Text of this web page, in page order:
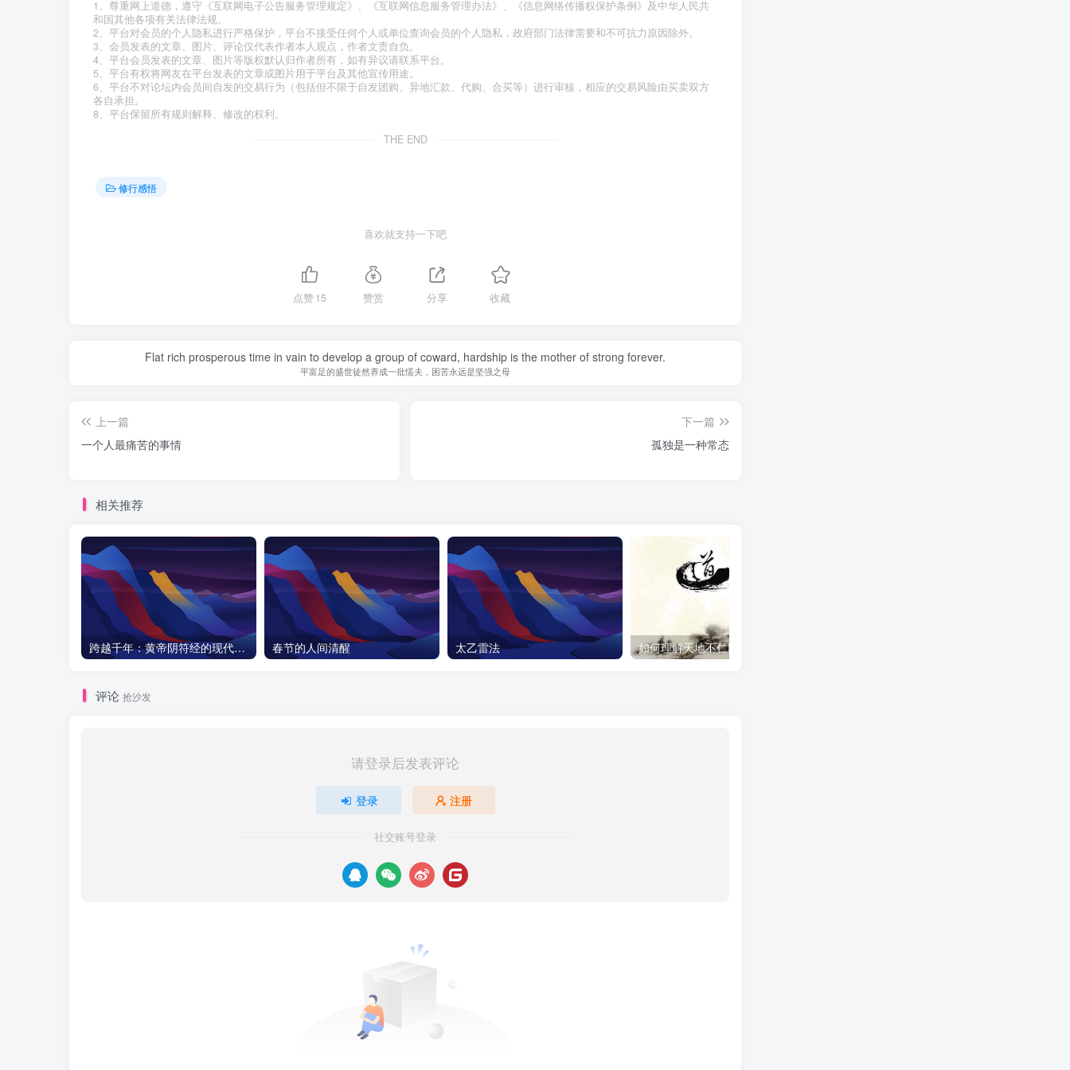
1、尊重网上道德，遵守《互联网电子公告服务管理规定》、《互联网信息服务管理办法》、《信息网络传播权保护条例》及中华人民共
和国其他各项有关法律法规。
2、平台对会员的个人隐私进行严格保护，平台不接受任何个人或单位查询会员的个人隐私，政府部门法律需要和不可抗力原因除外。
3、会员发表的文章、图片、评论仅代表作者本人观点，作者文责自负。
4、平台会员发表的文章、图片等版权默认归作者所有，如有异议请联系平台。
5、平台有权将网友在平台发表的文章或图片用于平台及其他宣传用途。
6、平台不对论坛内会员间自发的交易行为（包括但不限于自发团购、异地汇款、代购、合买等）进行审核，相应的交易风险由买卖双方
各自承担。
8、平台保留所有规则解释、修改的权利。
THE END
修行感悟
喜欢就支持一下吧
点赞15 赞赏 分享 收藏
Flat rich prosperous time in vain to develop a group of coward, hardship is the mother of strong forever.
平富足的盛世徒然养成一批懦夫，困苦永远是坚强之母
上一篇
一个人最痛苦的事情
下一篇
孤独是一种常态
相关推荐
跨越千年：黄帝阴符经的现代启示与天之道探秘 春节的人间清醒 太乙雷法
评论 抢沙发
请登录后发表评论
登录 注册
社交账号登录